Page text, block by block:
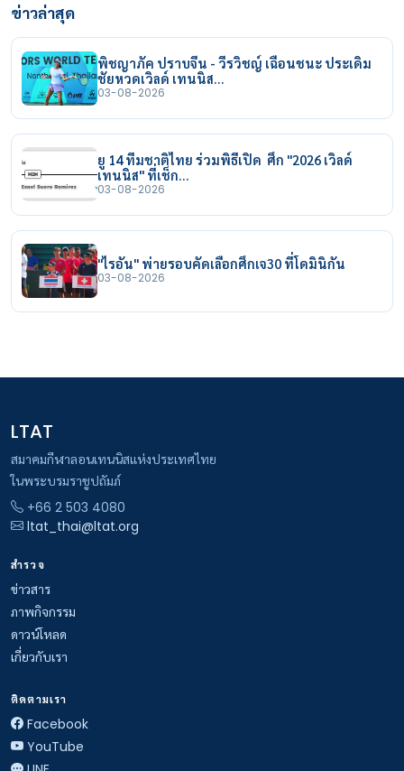
ข่าวล่าสุด
พิชญาภัค ปราบจีน - วีรวิชญ์ เฉือนชนะ ประเดิม
ชัยหวดเวิลด์ เทนนิส…
03-08-2026
ยู 14 ทีมชาติไทย ร่วมพิธีเปิด ศึก "2026 เวิลด์
เทนนิส" ที่เช็ก…
03-08-2026
"ไรอัน" พ่ายรอบคัดเลือกศึกเจ30 ที่โดมินิกัน
03-08-2026
LTAT
สมาคมกีฬาลอนเทนนิสแห่งประเทศไทย
ในพระบรมราชูปถัมภ์
+66 2 503 4080
ltat_thai@ltat.org
สำรวจ
ข่าวสาร
ภาพกิจกรรม
ดาวน์โหลด
เกี่ยวกับเรา
ติดตามเรา
Facebook
YouTube